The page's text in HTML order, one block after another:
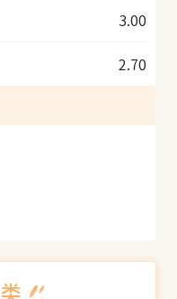
3.00
2.70